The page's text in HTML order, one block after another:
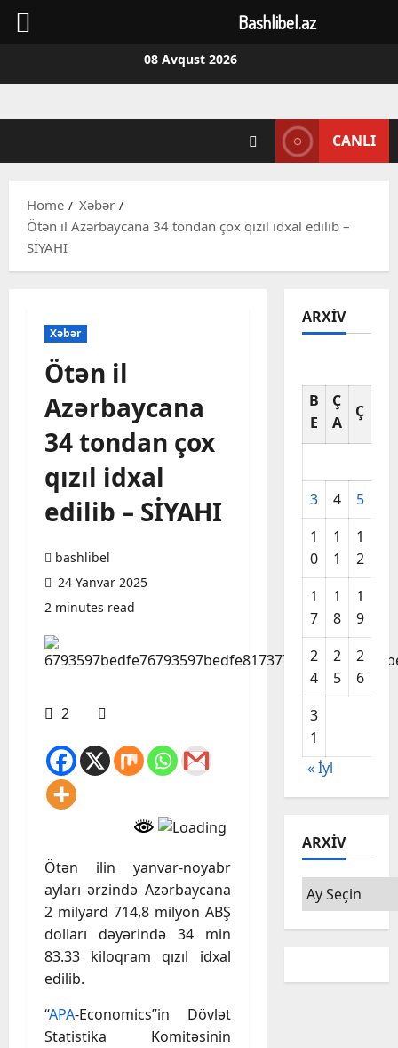
08 Avqust 2026
CANLI
Home
Xəbər
Ötən il Azərbaycana 34 tondan çox qızıl idxal edilib –
SİYAHI
Xəbər
Ötən il
Azərbaycana
34 tondan çox
qızıl idxal
edilib – SİYAHI
bashlibel
24 Yanvar 2025
2 minutes read
2
Ötən ilin yanvar-noyabr
ayları ərzində Azərbaycana
2 milyard 714,8 milyon ABŞ
dolları dəyərində 34 min
83.33 kiloqram qızıl idxal
edilib.
“APA-Economics”in Dövlət
Statistika Komitəsinin
ARXIV
B
E
Ç
A
Ç
3 4 5
1
0
1
1
1
2
1
7
1
8
1
9
2
4
2
5
2
6
3
1
« İyl
ARXIV
Arxiv
Bashlibel.az